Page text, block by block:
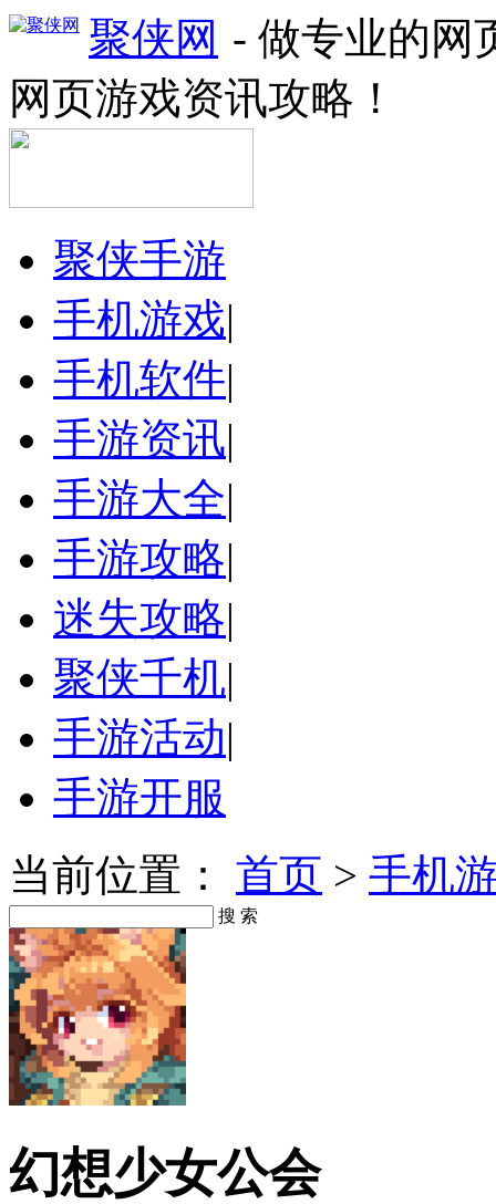
聚侠网 - 做专业的网
网页游戏资讯攻略！
聚侠手游
手机游戏|
手机软件|
手游资讯|
手游大全|
手游攻略|
迷失攻略|
聚侠千机|
手游活动|
手游开服
当前位置： 首页 > 手机
搜 索
幻想少女公会